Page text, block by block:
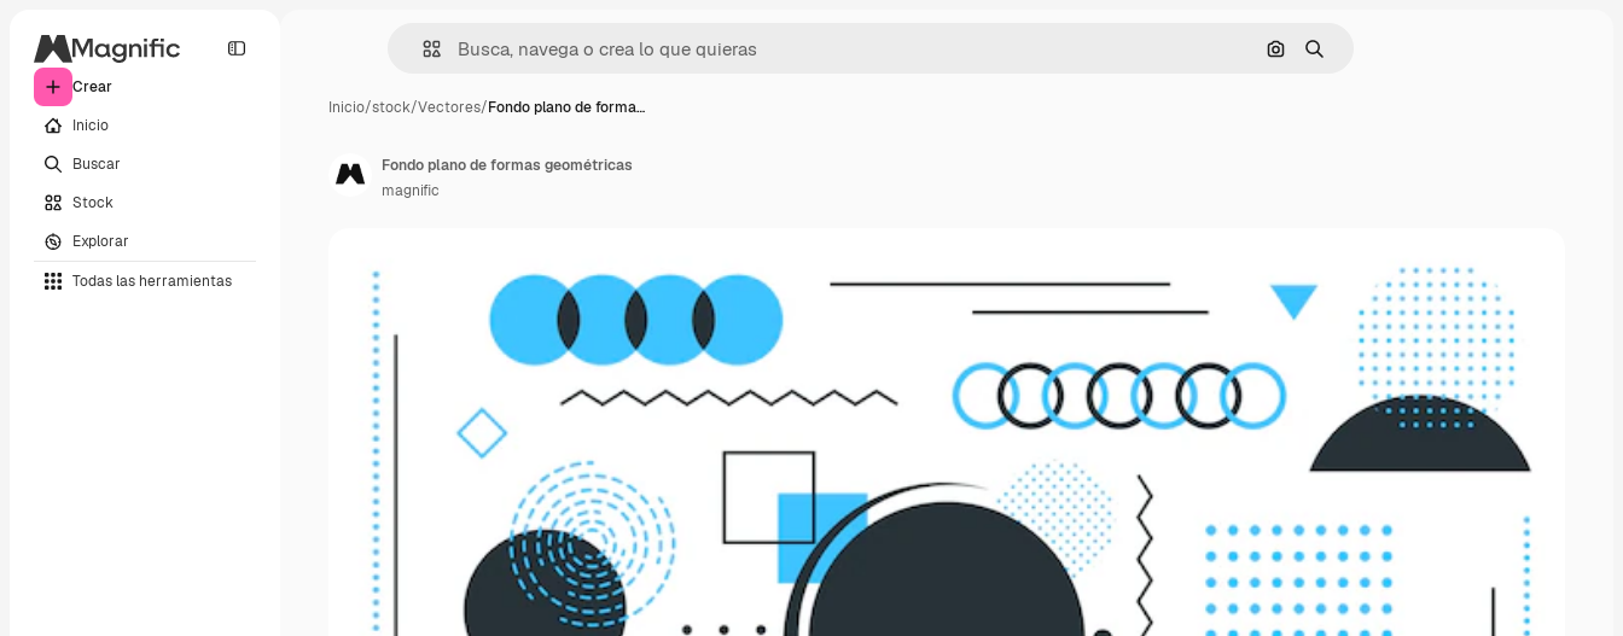
Crear
Inicio
Buscar
Stock
Explorar
Todas las herramientas
Buscar por imagen
Buscar
Inicio/stock/Vectores/Fondo plano de forma…
Fondo plano de formas geométricas
magnific